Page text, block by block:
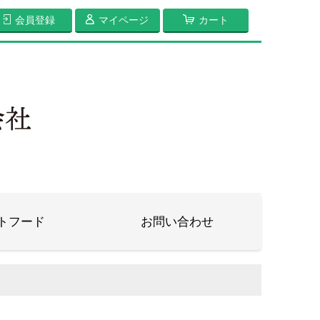
会員登録 マイページ カート
フード お問い合わせ